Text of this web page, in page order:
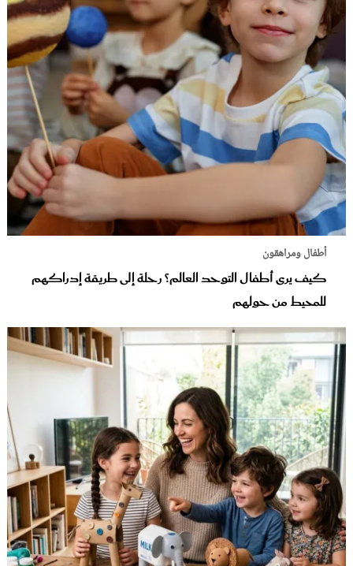
أطفال ومراهقون
كيف يرى أطفال التوحد العالم؟ رحلة إلى طريقة إدراكهم
للمحيط من حولهم